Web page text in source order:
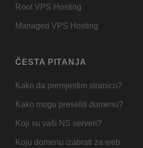
Root VPS Hosting
Managed VPS Hosting
ČESTA PITANJA
Kako da premjestim stranicu?
Kako mogu preseliti domenu?
Koji su vaši NS serveri?
Koju domenu izabrati za web